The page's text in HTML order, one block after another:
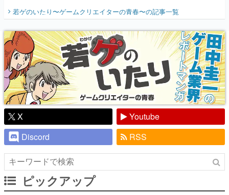
開く。業界の快男児・松山 洋に流れる血は
『少年ジャンプ』色だった【若ゲのいた
り】
若ゲのいたり〜ゲームクリエイターの青春〜の記事一覧
X
Youtube
Discord
RSS
ピックアップ